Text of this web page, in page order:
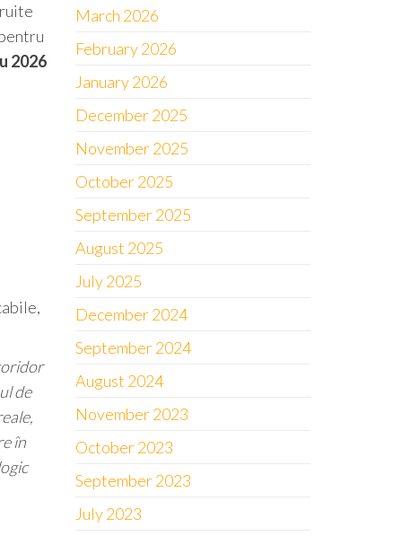
2026
de
în
March 2026
February 2026
January 2026
December 2025
November 2025
October 2025
September 2025
August 2025
July 2025
December 2024
September 2024
August 2024
November 2023
October 2023
September 2023
July 2023